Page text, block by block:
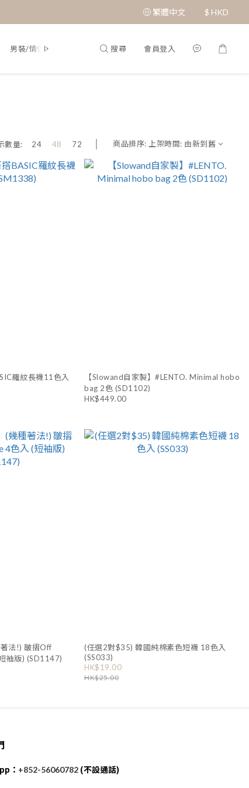
繁體中文 $ HKD
男裝/情侶裝 搜尋 會員登入
數量: 24 48 72 商品排序: 上架時間: 由新到舊
羅紋長襪11色入
【Slowand自家製】#LENTO. Minimal hobo
bag 2色 (SD1102)
HK$449.00
法!) 皺摺Off
袖版) (SD1147)
(任選2對$35) 韓國純棉素色短襪 18色入
(SS033)
HK$19.00
HK$25.00
： +852-56060782 (不設通話)